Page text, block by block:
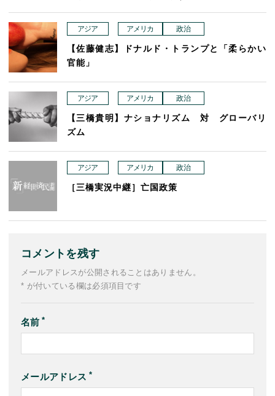
アジア アメリカ 政治
【佐藤健志】ドナルド・トランプと「柔らかい
官能」
アジア アメリカ 政治
【三橋貴明】ナショナリズム 対 グローバリ
ズム
アジア アメリカ 政治
［三橋実況中継］亡国政策
コメントを残す
メールアドレスが公開されることはありません。
* が付いている欄は必須項目です
名前
メールアドレス